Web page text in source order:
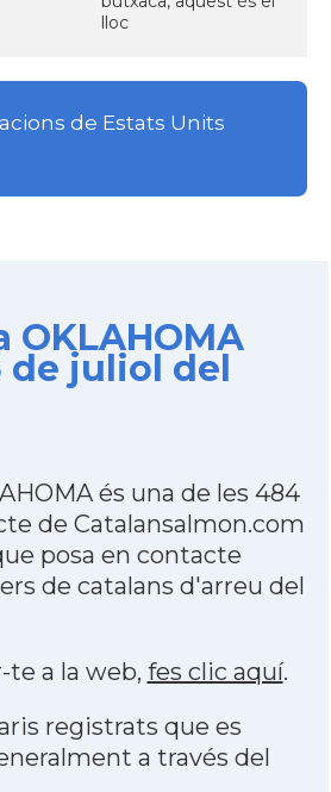
lloc
de Estats Units
OKLAHOMA
de juliol del
és una de les 484
de Catalansalmon.com
posa en contacte
de catalans d'arreu del
te a la web, fes clic aquí.
registrats que es
a través del